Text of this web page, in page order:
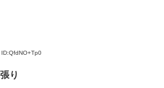
ID:QfdNO+Tp0
り